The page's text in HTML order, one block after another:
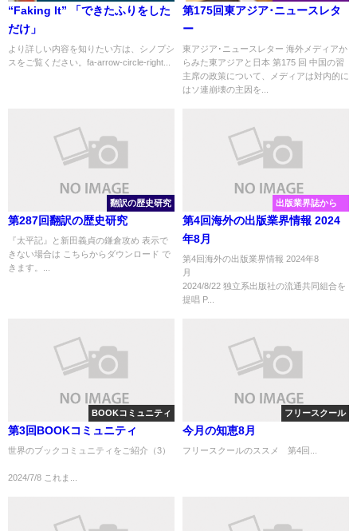
“Faking It” 「できたふりをした
だけ」
より詳しい内容を知りたい方は、シノプシ
スをご覧ください。fa-arrow-circle-right...
第175回東アジア･ニュースレタ
ー
東アジア･ニュースレター 海外メディアか
らみた東アジアと日本 第175 回 中国の習
主席の政策について、メディアは対内的に
はソ連崩壊の主因を...
翻訳の歴史研究
第287回翻訳の歴史研究
『太平記』と新田義貞の鎌倉攻め 表示で
きない場合は こちらからダウンロード で
きます。...
出版業界誌から
第4回海外の出版業界情報 2024
年8月
第4回海外の出版業界情報 2024年8
2024/8/22 独立系出版社の流通共同組合を
提唱 P...
BOOKコミュニティ
第3回BOOKコミュニティ
世界のブックコミュニティをご紹介（3）
2024/7/8 これま...
フリースクール
今月の知恵8月
フリースクールのススメ 第4回...